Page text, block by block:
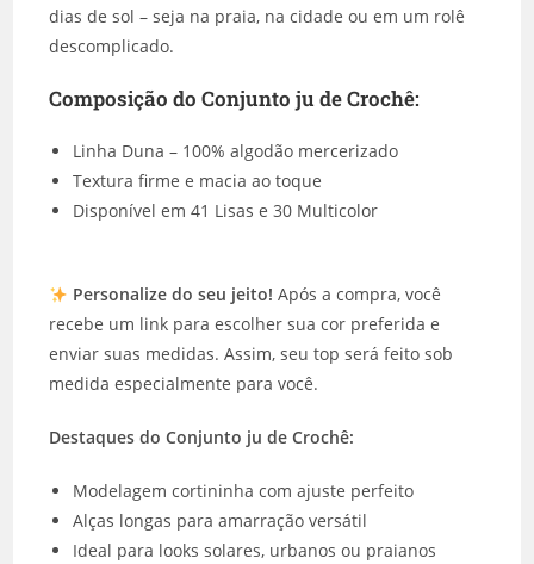
dias de sol – seja na praia, na cidade ou em um rolê
descomplicado.
Composição do Conjunto ju de Crochê:
Linha Duna – 100% algodão mercerizado
Textura firme e macia ao toque
Disponível em 41 Lisas e 30 Multicolor
Personalize do seu jeito! Após a compra, você
recebe um link para escolher sua cor preferida e
enviar suas medidas. Assim, seu top será feito sob
medida especialmente para você.
Destaques doConjunto ju de Crochê:
Modelagem cortininha com ajuste perfeito
Alças longas para amarração versátil
Ideal para looks solares, urbanos ou praianos